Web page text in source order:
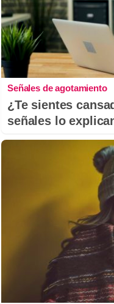
Señales de agotamiento
¿Te sientes
señales lo